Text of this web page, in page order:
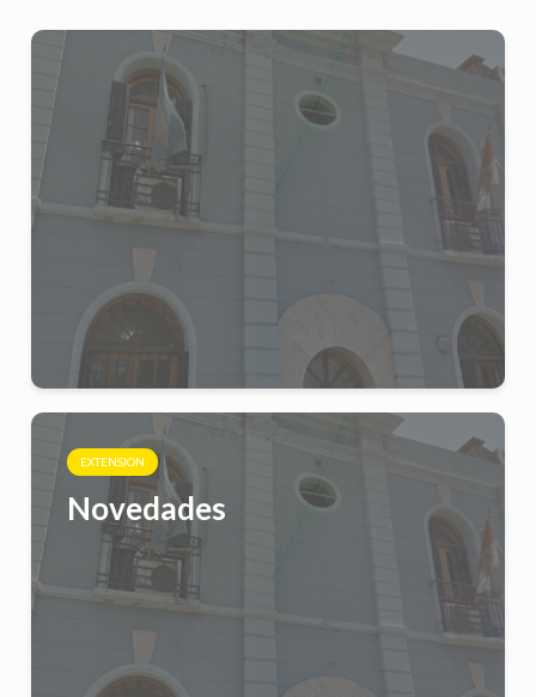
EXTENSION
Novedades